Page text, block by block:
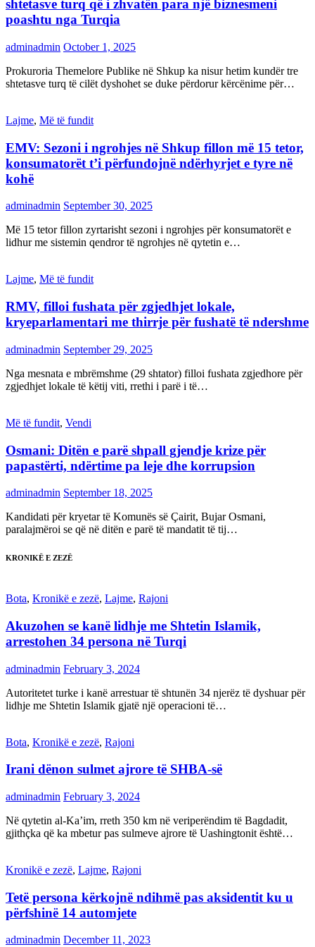
shtetasve turq që i zhvatën para një biznesmeni
poashtu nga Turqia
adminadmin October 1, 2025
Prokuroria Themelore Publike në Shkup ka nisur hetim kundër tre
shtetasve turq të cilët dyshohet se duke përdorur kërcënime për…
Lajme, Më të fundit
EMV: Sezoni i ngrohjes në Shkup fillon më 15 tetor,
konsumatorët t’i përfundojnë ndërhyrjet e tyre në
kohë
adminadmin September 30, 2025
Më 15 tetor fillon zyrtarisht sezoni i ngrohjes për konsumatorët e
lidhur me sistemin qendror të ngrohjes në qytetin e…
Lajme, Më të fundit
RMV, filloi fushata për zgjedhjet lokale,
kryeparlamentari me thirrje për fushatë të ndershme
adminadmin September 29, 2025
Nga mesnata e mbrëmshme (29 shtator) filloi fushata zgjedhore për
zgjedhjet lokale të këtij viti, rrethi i parë i të…
Më të fundit, Vendi
Osmani: Ditën e parë shpall gjendje krize për
papastërti, ndërtime pa leje dhe korrupsion
adminadmin September 18, 2025
Kandidati për kryetar të Komunës së Çairit, Bujar Osmani,
paralajmëroi se që në ditën e parë të mandatit të tij…
KRONIKË E ZEZË
Bota, Kronikë e zezë, Lajme, Rajoni
Akuzohen se kanë lidhje me Shtetin Islamik,
arrestohen 34 persona në Turqi
adminadmin February 3, 2024
Autoritetet turke i kanë arrestuar të shtunën 34 njerëz të dyshuar për
lidhje me Shtetin Islamik gjatë një operacioni të…
Bota, Kronikë e zezë, Rajoni
Irani dënon sulmet ajrore të SHBA-së
adminadmin February 3, 2024
Në qytetin al-Ka’im, rreth 350 km në veriperëndim të Bagdadit,
gjithçka që ka mbetur pas sulmeve ajrore të Uashingtonit është…
Kronikë e zezë, Lajme, Rajoni
Tetë persona kërkojnë ndihmë pas aksidentit ku u
përfshinë 14 automjete
adminadmin December 11, 2023